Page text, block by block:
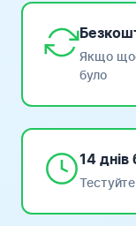
Якщо
було
14